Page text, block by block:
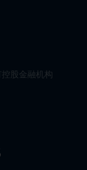
股金融机构